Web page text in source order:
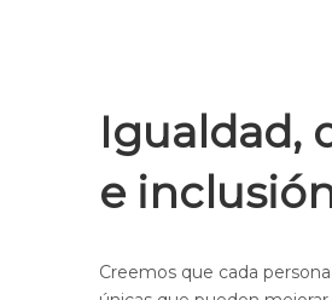
Igualdad,
e
Creemos que cada